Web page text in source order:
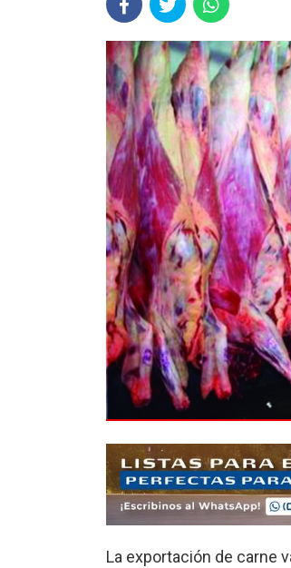
La exportación de carne